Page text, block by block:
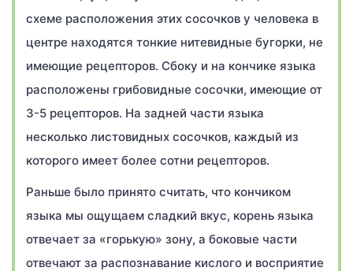
схеме расположения этих сосочков у человека в
центре находятся тонкие нитевидные бугорки, не
имеющие рецепторов. Сбоку и на кончике языка
расположены грибовидные сосочки, имеющие от
3-5 рецепторов. На задней части языка
несколько листовидных сосочков, каждый из
которого имеет более сотни рецепторов.
Раньше было принято считать, что кончиком
языка мы ощущаем сладкий вкус, корень языка
отвечает за «горькую» зону, а боковые части
отвечают за распознавание кислого и восприятие